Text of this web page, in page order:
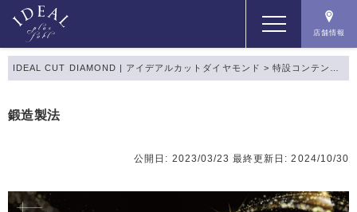
店舗情報
IDEAL CUT DIAMOND | アイデアルカットダイヤモンド > 特設コンテンツ
鍛造製法
公開日: 2023/03/23 最終更新日: 2024/10/30
商品一覧